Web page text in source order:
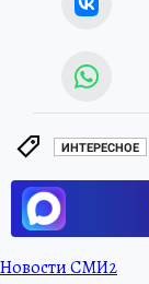
ИНТЕРЕСНОЕ
Новости СМИ2